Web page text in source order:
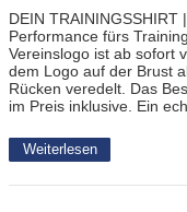
DEIN TRAININGSSHIRT
Performance fürs
Vereinslogo ist ab sofort
dem Logo auf der Brust
Rücken veredelt. Das
im Preis inklusive. Ein
Weiterlesen